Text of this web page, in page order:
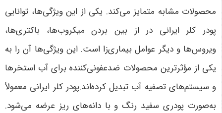
محصولات مشابه متمایز می‌کند. یکی از این ویژگی‌ها، توانایی
پودر کلر ایرانی در از بین بردن میکروب‌ها، باکتری‌ها،
ویروس‌ها و دیگر عوامل بیماری‌زا است. این ویژگی‌ها آن را به
یکی از مؤثرترین محصولات ضدعفونی‌کننده برای آب استخرها
و سیستم‌های تصفیه آب تبدیل کرده‌اند.پودر کلر ایرانی معمولاً
به‌صورت پودری سفید رنگ و با دانه‌های ریز عرضه می‌شود.